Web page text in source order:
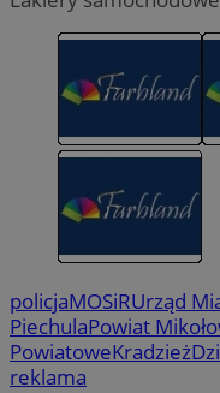
policjaMOSiRUrząd
PiechulaPowiat
PowiatoweKradzież
reklama